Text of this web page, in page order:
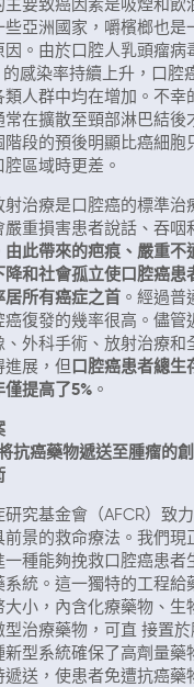
主要致癌因素是吸煙和飲
些亞洲國家，嚼檳榔也是
因。由於口腔人乳頭瘤病
的感染率持續上升，口腔
類人群中均在增加。不幸
常在擴散至頸部淋巴結後
階段的預後明顯比癌細胞
區域時更差。
射治療是口腔癌的標準治
嚴重損害患者說話、吞咽
由此帶來的疤痕、嚴重不
降和社會孤立使口腔癌患
居所有癌症之首 。經過普
癌復發的幾率很高。儘管
、外科手術、放射治療和
進展，但 口腔癌患者總生
僅提高了5% 。
抗癌藥物遞送至腫瘤的
研究基金會（AFCR）致
前景的救命療法。我們現
一種能夠挽救口腔癌患者
系統。這一獨特的工程給
大小，內含化療藥物、生
型治療藥物，可直 接置於
新型系統確保了高劑量藥
遞送，使患者免遭抗癌藥